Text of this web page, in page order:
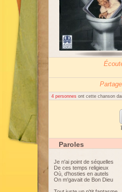
4 personnes ont cette chanson
Paroles
Je n'ai point de séquelles
De ces temps religieux
Où, d'hosties en autels
On m'gavait de Bon Dieu